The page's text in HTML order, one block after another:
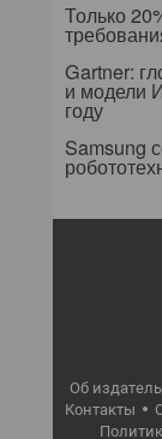
Только
Gartner:
и модели
году
Samsung
Об
Контакты